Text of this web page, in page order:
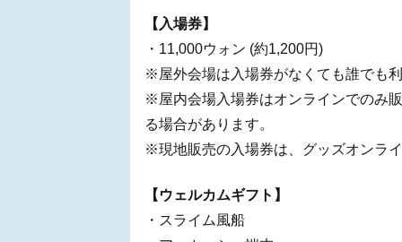
【入場券】
・11,000ウォン (約1,200円)​​
※屋外会場は入場券がなくても誰でも
※屋内会場入場券はオンラインでのみ
る場合があります。
※現地販売の入場券は、グッズオンラ
【ウェルカムギフト】
・スライム風船